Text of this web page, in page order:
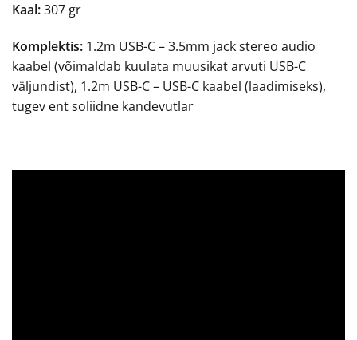
Kaal:307 gr
Komplektis: 1.2m USB-C – 3.5mm jack stereo audio
kaabel (võimaldab kuulata muusikat arvuti USB-C
väljundist), 1.2m USB-C – USB-C kaabel (laadimiseks),
tugev ent soliidne kandevutlar